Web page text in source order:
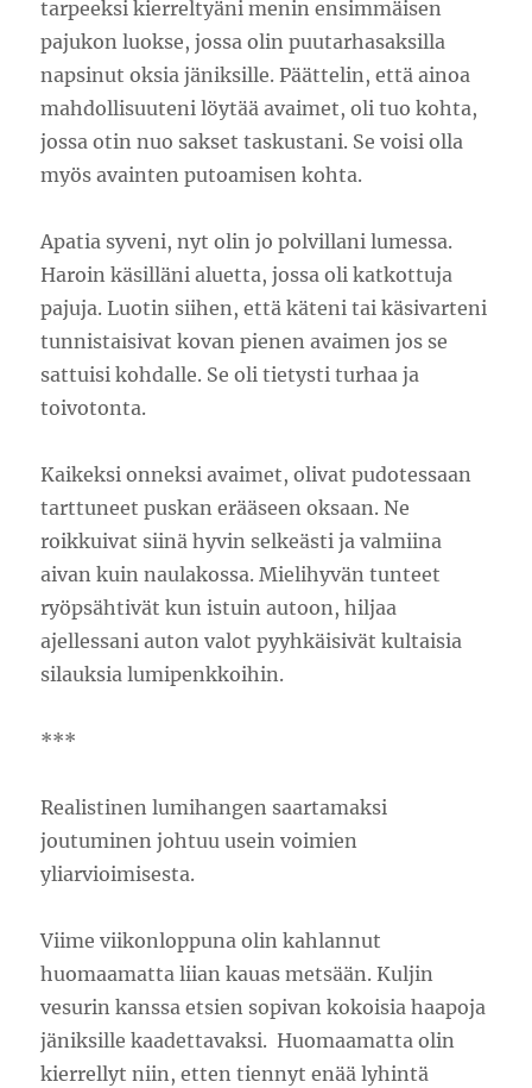
tarpeeksi kierreltyäni menin ensimmäisen
pajukon luokse, jossa olin puutarhasaksilla
napsinut oksia jäniksille. Päättelin, että ainoa
mahdollisuuteni löytää avaimet, oli tuo kohta,
jossa otin nuo sakset taskustani. Se voisi olla
myös avainten putoamisen kohta.
Apatia syveni, nyt olin jo polvillani lumessa.
Haroin käsilläni aluetta, jossa oli katkottuja
pajuja. Luotin siihen, että käteni tai käsivarteni
tunnistaisivat kovan pienen avaimen jos se
sattuisi kohdalle. Se oli tietysti turhaa ja
toivotonta.
Kaikeksi onneksi avaimet, olivat pudotessaan
tarttuneet puskan erääseen oksaan. Ne
roikkuivat siinä hyvin selkeästi ja valmiina
aivan kuin naulakossa. Mielihyvän tunteet
ryöpsähtivät kun istuin autoon, hiljaa
ajellessani auton valot pyyhkäisivät kultaisia
silauksia lumipenkkoihin.
***
Realistinen lumihangen saartamaksi
joutuminen johtuu usein voimien
yliarvioimisesta.
Viime viikonloppuna olin kahlannut
huomaamatta liian kauas metsään. Kuljin
vesurin kanssa etsien sopivan kokoisia haapoja
jäniksille kaadettavaksi. Huomaamatta olin
kierrellyt niin, etten tiennyt enää lyhintä